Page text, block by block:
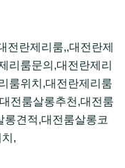
전란제리룸,,대전란제
리룸문의,대전란제리
룸위치,대전란제리룸
전룸살롱추천,대전룸
견적,대전룸살롱코
,